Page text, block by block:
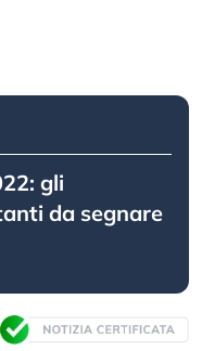
gli
da segnare